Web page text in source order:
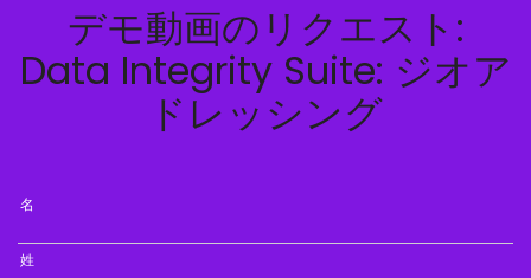
デモ動画のリクエスト:
Data Integrity Suite: ジオア
ドレッシング
名
姓